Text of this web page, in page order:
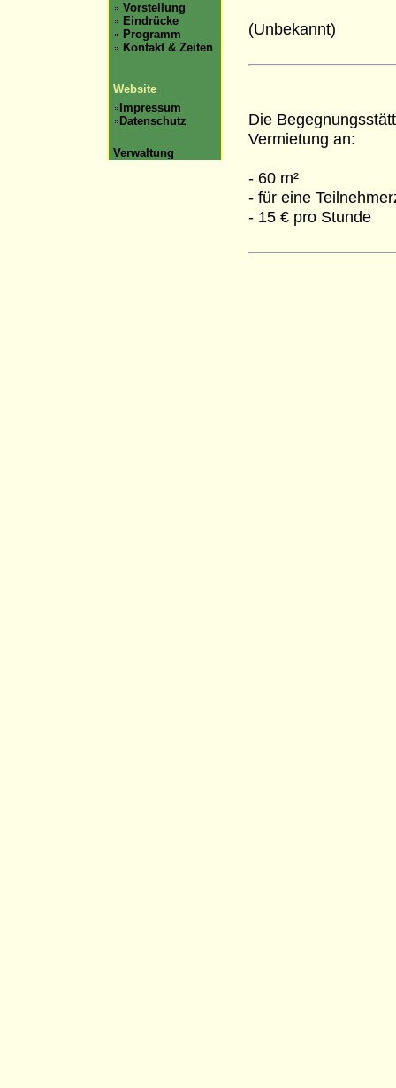
Vorstellung
Eindrücke
Programm
Kontakt & Zeiten
Website
Impressum
Datenschutz
Verwaltung
(Unbekannt)
Die
Vermietung an:
- 60 m²
- für eine
- 15 € pro Stunde